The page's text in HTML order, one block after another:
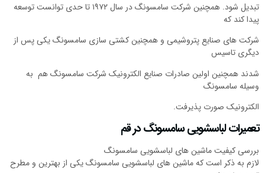
تبدیل شود. همچنین شرکت سامسونگ در سال ۱۹۷۲ تا حدی توانست توسعه
پیدا کند که
شرکت های صنایع پتروشیمی و همچنین کشتی سازی سامسونگ یکی پس از
دیگری تاسیس
شدند همچنین اولین صادرات صنایع الکترونیک شرکت سامسونگ هم به
وسیله سامسونگ
الکترونیک صورت پذیرفت.
تعمیرات لباسشویی سامسونگ در قم
بررسی کیفیت ماشین های لباسشویی سامسونگ
لازم به ذکر است که ماشین های لباسشویی سامسونگ یکی از بهترین و مطرح